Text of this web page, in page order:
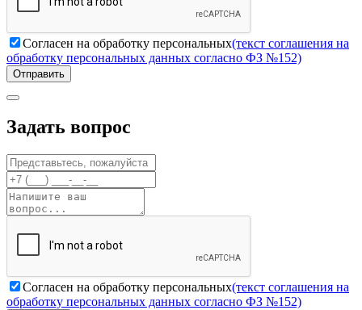
Согласен на обработку персональных(текст соглашения на
обработку персональных данных согласно ФЗ №152)
Отправить
Задать вопрос
Согласен на обработку персональных(текст соглашения на
обработку персональных данных согласно ФЗ №152)